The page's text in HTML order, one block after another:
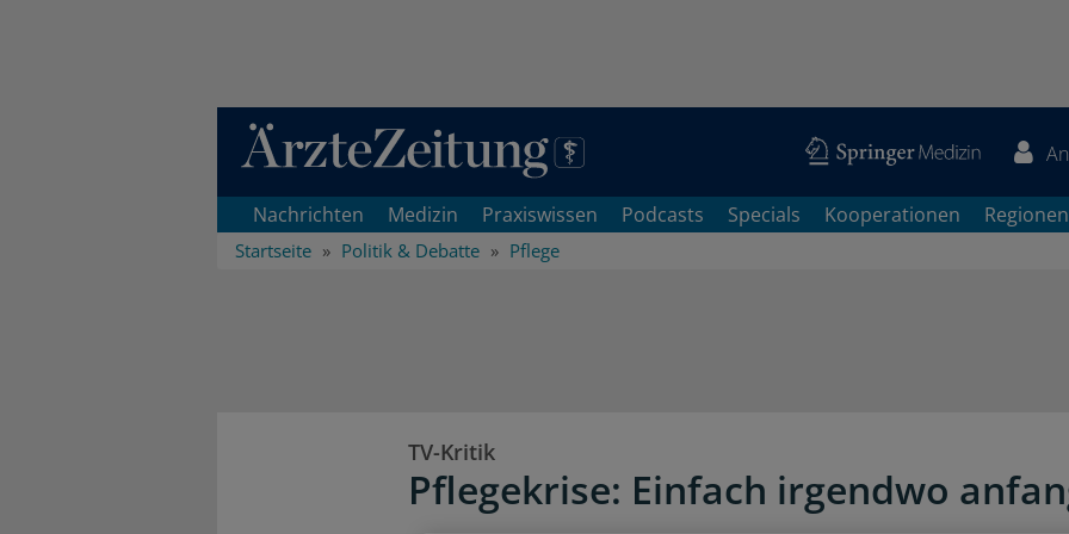
Direkt zum Inhaltsbereich
Nachrichten Medizin Praxiswissen Podcasts Specials Kooperationen Regionen
Startseite Politik & Debatte Pflege
TV-Kritik
Pflegekrise: Einfach irgendwo